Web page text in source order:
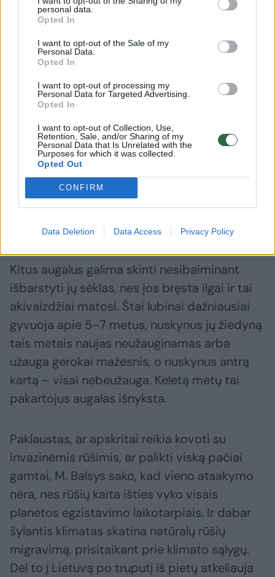
personal data.
Opted In
I want to opt-out of the Sale of my
Personal Data.
Opted In
I want to opt-out of processing my
Personal Data for Targeted Advertising.
Opted In
I want to opt-out of Collection, Use,
Retention, Sale, and/or Sharing of my
Personal Data that Is Unrelated with the
Purposes for which it was collected.
Opted Out
CONFIRM
Data Deletion Data Access Privacy Policy
Prisidėti prie invazinių augalų populiacijos
mažinimo galima skinant juos žydėjimo metu.
Vis dėlto pašnekovas pataria būti atidiems.
„Daug invazinių augalų turi sudėtinius
žydi, tačiau apatinė žiedynų dalis jau gali būti
subrandinusi sėklas. Jei prisiskinam tokių
žiedynų, kažkur su jais keliaujam, tai pakeliui
pabarstom ir sėklų. Todėl geriau skinti vos
pradėjusius žydėti augalus, o ne į žydėjimo
pabaigą“, – pataria jis.
Kitus augalus galima skinti nesibaiminant
išbarstyti jų sėklas, nes jos bręsta ilgai ir tai
akivaizdžiai matosi. Štai lubinai dažniausiai
gyvuoja apie 5–7 metus, nuskynus jų žiedyną
tais metais naujas neužauginamas arba
užauga gerokai mažesnis, o nuskynus antrą
kartą – visai nebeužauga. Keletą metų tai
pakartojus augalas išnyksta.
Paklaustas, ar apskritai reikia kovoti su
invazinėmis rūšimis, ar palikti viską pačiai
gamtai, M. Balsys sako, kad vieno atsakymo
nėra, nes rūšių kaita išties vyko visais
planetos egzistavimo laikotarpiais. Ir dabar
šylantis klimatas skatina natūralų rūšių
migravimą, prisitaikant prie klimato sąlygų.
Dėl to į Lietuvą po truputį iš pietų atkeliauja